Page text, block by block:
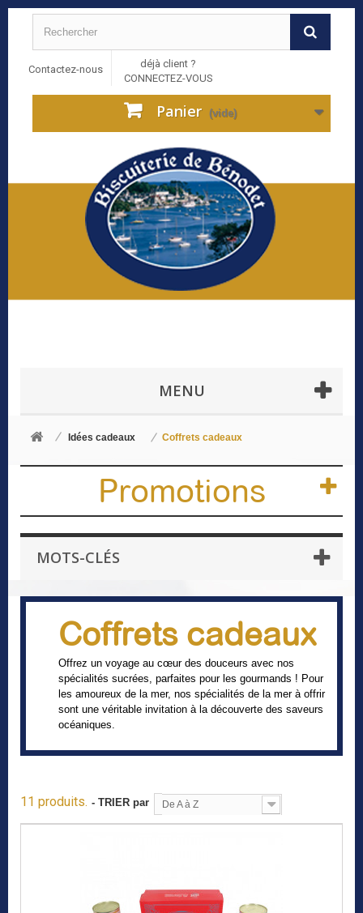
Contactez-nous
déjà client ?
CONNECTEZ-VOUS
Panier (vide)
MENU
Idées cadeaux Coffrets cadeaux
Promotions
MOTS-CLÉS
Coffrets cadeaux
Offrez un voyage au cœur des douceurs avec nos
spécialités sucrées, parfaites pour les gourmands ! Pour
les amoureux de la mer, nos spécialités de la mer à offrir
sont une véritable invitation à la découverte des saveurs
océaniques.
11 produits. - TRIER par De A à Z